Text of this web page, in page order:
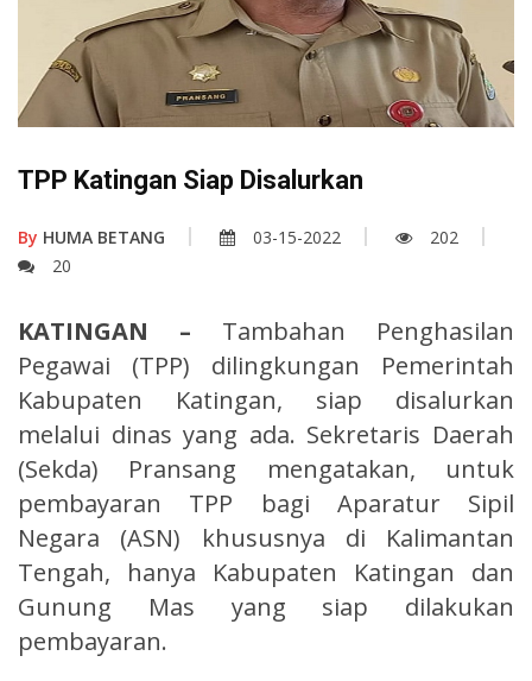
TPP Katingan Siap Disalurkan
By HUMA BETANG 03-15-2022
202
20
KATINGAN – Tambahan Penghasilan
Pegawai (TPP) dilingkungan Pemerintah
Kabupaten Katingan, siap disalurkan
melalui dinas yang ada. Sekretaris Daerah
(Sekda) Pransang mengatakan, untuk
pembayaran TPP bagi Aparatur Sipil
Negara (ASN) khususnya di Kalimantan
Tengah, hanya Kabupaten Katingan dan
Gunung Mas yang siap dilakukan
pembayaran.